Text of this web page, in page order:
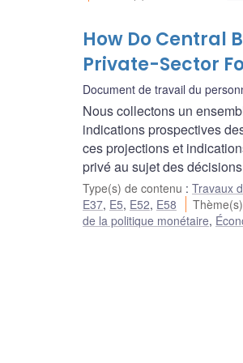
How Do Central
Private-Sector
Document de travail du
Nous collectons un
indications prospectives
ces projections et
privé au sujet des
Type(s) de contenu : Travaux
E37, E5, E52, E58
de la politique monétaire,